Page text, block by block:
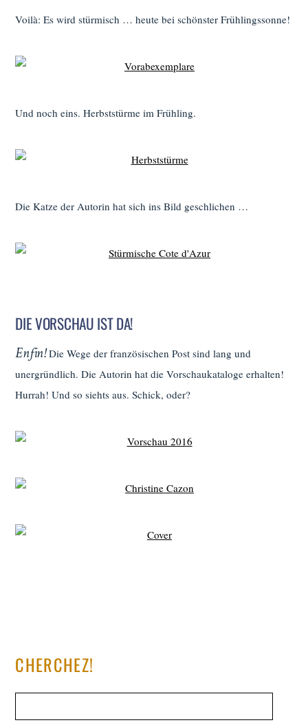
Voilà: Es wird stürmisch … heute bei schönster Frühlingssonne!
Und noch eins. Herbststürme im Frühling.
Die Katze der Autorin hat sich ins Bild geschlichen …
DIE VORSCHAU IST DA!
Enfin!Die Wege der französischen Post sind lang und
unergründlich. Die Autorin hat die Vorschaukataloge erhalten!
Hurrah! Und so siehts aus. Schick, oder?
CHERCHEZ!